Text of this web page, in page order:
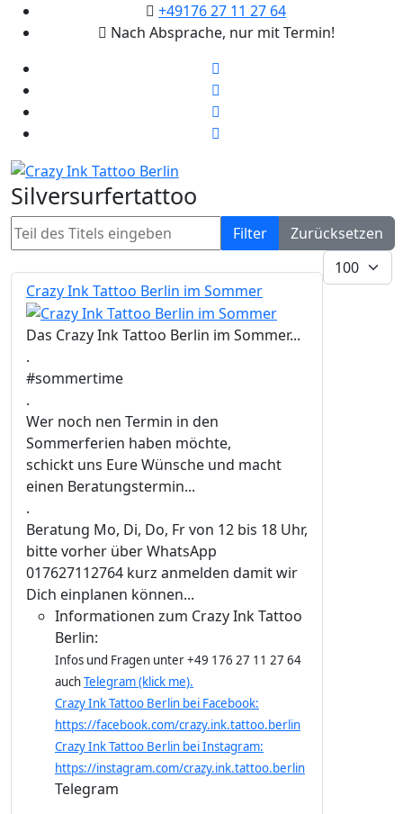
+49176 27 11 27 64
Nach Absprache, nur mit Termin!
Silversurfertattoo
Teil des Titels eingeben Filter
Zurücksetzen
Anzeige #
Crazy Ink Tattoo Berlin im Sommer
Das Crazy Ink Tattoo Berlin im Sommer...
.
#sommertime
.
Wer noch nen Termin in den
Sommerferien haben möchte,
schickt uns Eure Wünsche und macht
einen Beratungstermin...
.
Beratung Mo, Di, Do, Fr von 12 bis 18 Uhr,
bitte vorher über WhatsApp
017627112764 kurz anmelden damit wir
Dich einplanen können...
Informationen zum Crazy Ink Tattoo
Berlin:
Infos und Fragen unter +49 176 27 11 27 64
auchTelegram (klick me).
Crazy Ink Tattoo Berlin bei Facebook:
https://facebook.com/crazy.ink.tattoo.berlin
Crazy Ink Tattoo Berlin bei Instagram:
https://instagram.com/crazy.ink.tattoo.berlin
Telegram